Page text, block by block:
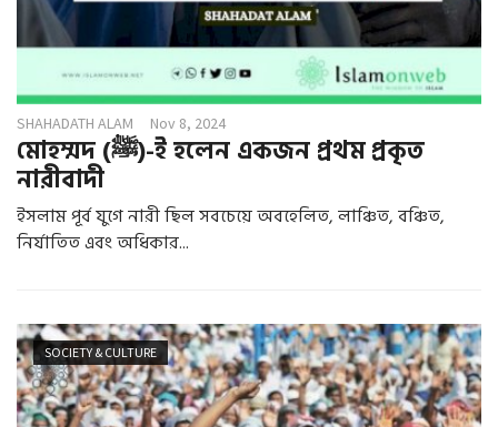
SHAHADATH ALAM Nov 8, 2024
মোহম্মদ (ﷺ)-ই হলেন একজন প্রথম প্রকৃত
নারীবাদী
ইসলাম পূর্ব যুগে নারী ছিল সবচেয়ে অবহেলিত, লাঞ্চিত, বঞ্চিত,
নির্যাতিত এবং অধিকার...
SOCIETY & CULTURE